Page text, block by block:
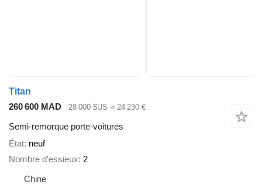
Titan
260 600 MAD
28 000 $US ≈ 24 230 €
Semi-remorque porte-voitures
État neuf
Nombre d'essieux 2
Chine